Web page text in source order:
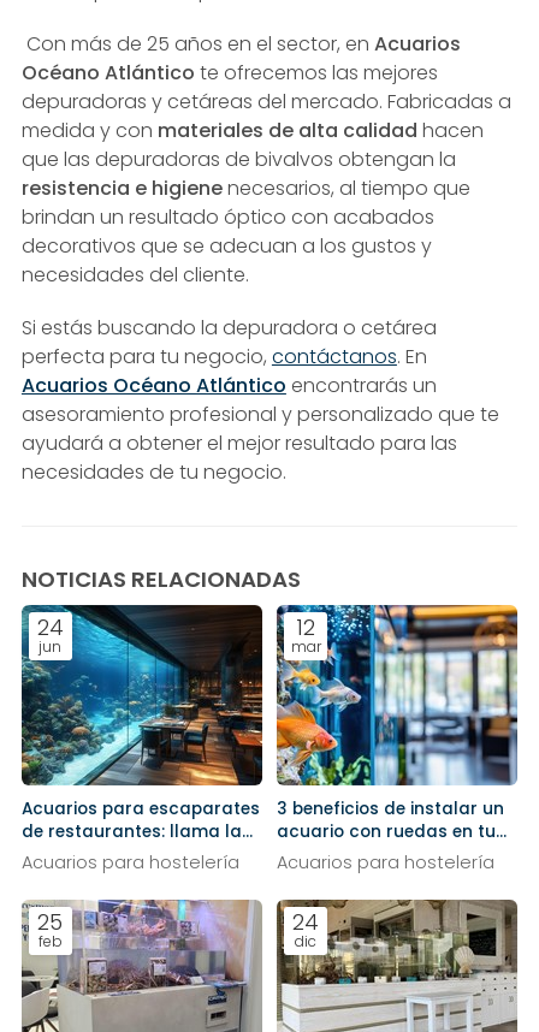
Con más de 25 años en el sector, en Acuarios
Océano Atlántico te ofrecemos las mejores
depuradoras y cetáreas del mercado. Fabricadas a
medida y con materiales de alta calidad hacen
que las depuradoras de bivalvos obtengan la
resistencia e higienenecesarios, al tiempo que
brindan un resultado óptico con acabados
decorativos que se adecuan a los gustos y
necesidades del cliente.
Si estás buscando la depuradora o cetárea
perfecta para tu negocio, contáctanos. En
Acuarios Océano Atlántico encontrarás un
asesoramiento profesional y personalizado que te
ayudará a obtener el mejor resultado para las
necesidades de tu negocio.
NOTICIAS RELACIONADAS
24
jun
Acuarios para escaparates
de restaurantes: llama la
atención de la calle
Acuarios para hostelería
12
mar
3 beneficios de instalar un
acuario con ruedas en tu
restaurante
Acuarios para hostelería
25
feb
24
dic